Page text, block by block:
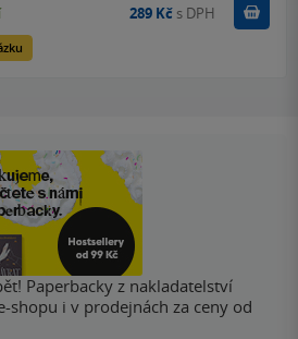
289 Kč s DPH Koupit
Paperbacky z nakladatelství
shopu i v prodejnách za ceny od